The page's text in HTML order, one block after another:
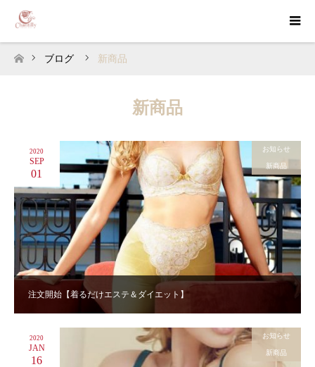
ホーム
ブログ 新商品
新商品
注文開始【着るだけエステ＆ダイエット】
2020
SEP
01
お知らせ
新商品
2020
JAN
16
お知らせ
新商品